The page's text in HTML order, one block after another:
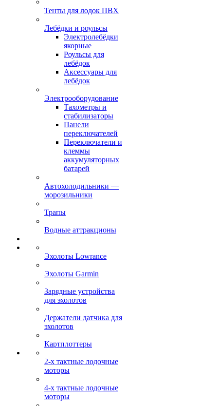
Тенты для лодок ПВХ
Лебёдки и роульсы
Электролебёдки
якорные
Роульсы для
лебёдок
Аксессуары для
лебёдок
Электрооборудование
Тахометры и
стабилизаторы
Панели
переключателей
Переключатели и
клеммы
аккумуляторных
батарей
Автохолодильники —
морозильники
Трапы
Водные аттракционы
Эхолоты Lowrance
Эхолоты Garmin
Зарядные устройства
для эхолотов
Держатели датчика для
эхолотов
Картплоттеры
2-х тактные лодочные
моторы
4-х тактные лодочные
моторы